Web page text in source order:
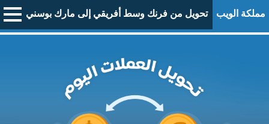
مملكة الويب تحويل من فرنك وسط أفريقي إلى مارك بوسني